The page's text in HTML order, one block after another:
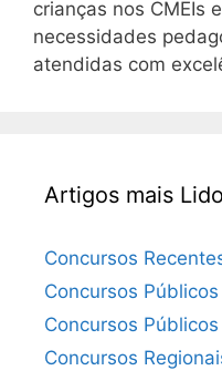
crianças nos CMEIs
necessidades
atendidas com
Artigos mais
Concursos
Concursos
Concursos
Concursos